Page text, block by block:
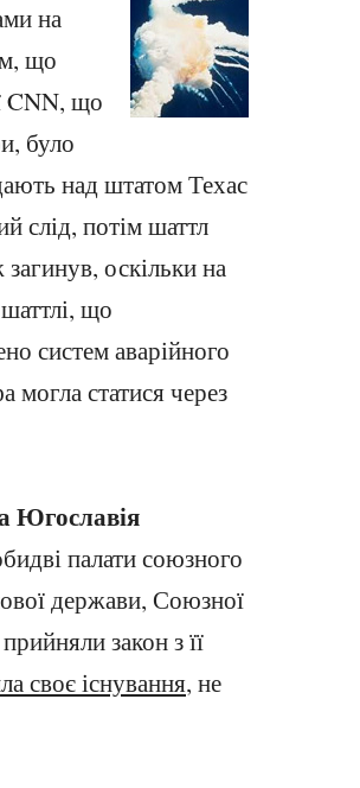
на
що
CNN, що
було
над штатом Техас
слід, потім шаттл
оскільки на
що
систем аварійного
могла статися через
Югославія
палати союзного
держави, Союзної
закон з її
своє існування, не